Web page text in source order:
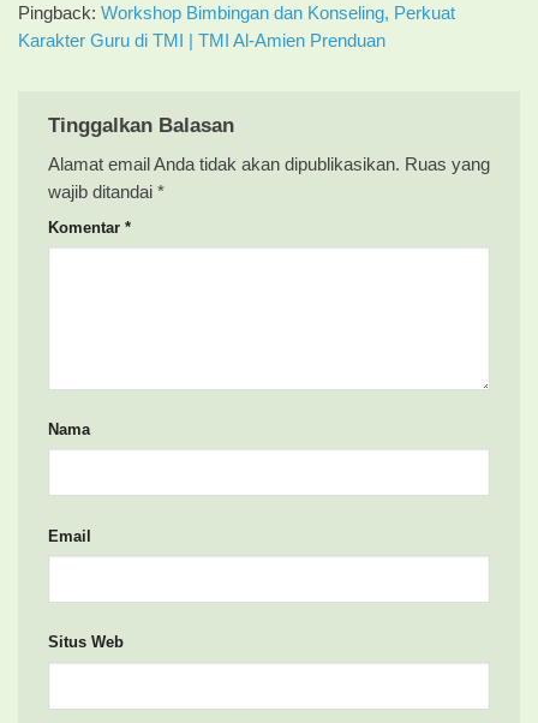
Pingback: Workshop Bimbingan dan Konseling, Perkuat
Karakter Guru di TMI | TMI Al-Amien Prenduan
Tinggalkan Balasan
Alamat email Anda tidak akan dipublikasikan. Ruas yang
wajib ditandai *
Komentar *
Nama
Email
Situs Web